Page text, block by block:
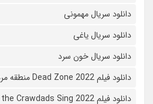
دانلود سریال مهمونی
دانلود سریال یاغی
دانلود سریال خون سرد
دانلود فیلم 2022 Dead Zone منطقه مرده